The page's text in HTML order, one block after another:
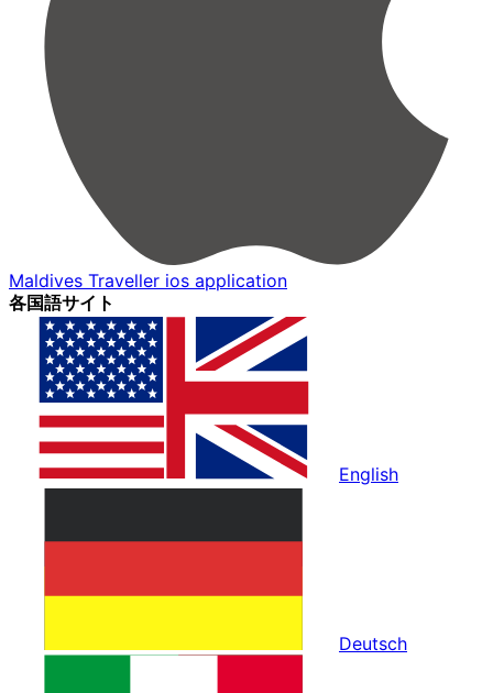
Maldives Traveller ios application
各国語サイト
English
Deutsch